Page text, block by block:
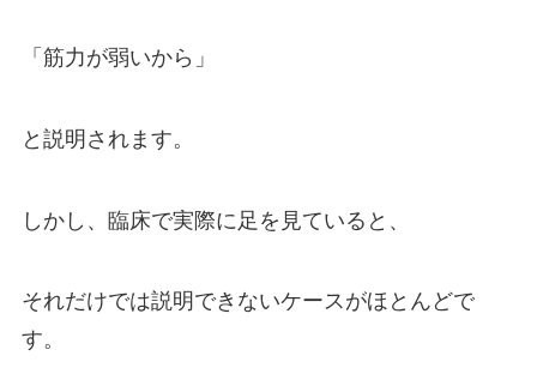
「筋力が弱いから」
と説明されます。
しかし、臨床で実際に足を見ていると、
それだけでは説明できないケースがほとんどで
す。